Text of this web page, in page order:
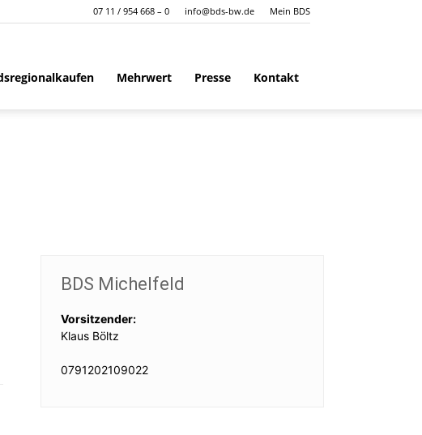
07 11 / 954 668 – 0 info@bds-bw.de Mein BDS
Mehrwert Presse Kontakt
BDS Michelfeld
Vorsitzender:
Klaus Böltz
0791202109022